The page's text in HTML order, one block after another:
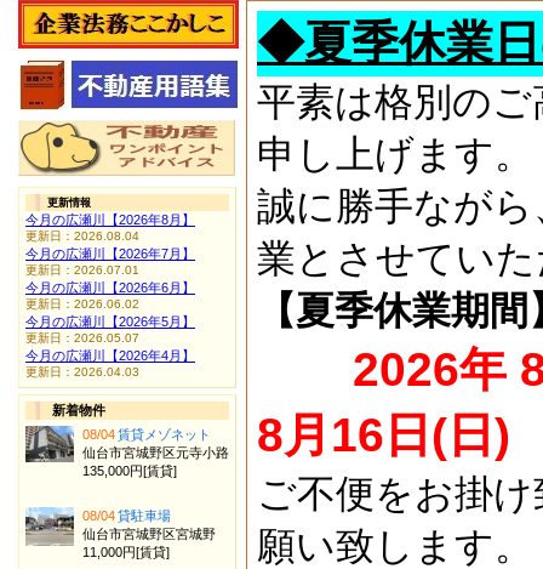
◆夏季休業
平素は格別の
申し上げます。
誠に勝手なが
業とさせてい
【夏季休業期間
2026年
8月16日(日)
ご不便をお掛
願い致します。
更新情報
今月の広瀬川【2026年8月】
更新日：2026.08.04
今月の広瀬川【2026年7月】
更新日：2026.07.01
今月の広瀬川【2026年6月】
更新日：2026.06.02
今月の広瀬川【2026年5月】
更新日：2026.05.07
今月の広瀬川【2026年4月】
更新日：2026.04.03
新着物件
08/04賃貸メゾネット
仙台市宮城野区元寺小路
135,000円[賃貸]
08/04貸駐車場
仙台市宮城野区宮城野
11,000円[賃貸]